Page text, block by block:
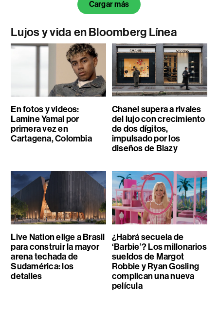
Cargar más
Lujos y vida en Bloomberg Línea
En fotos y videos:
Lamine Yamal por
primera vez en
Cartagena, Colombia
Chanel supera a rivales
del lujo con crecimiento
de dos dígitos,
impulsado por los
diseños de Blazy
Live Nation elige a Brasil
para construir la mayor
arena techada de
Sudamérica: los
detalles
¿Habrá secuela de
‘Barbie’? Los millonarios
sueldos de Margot
Robbie y Ryan Gosling
complican una nueva
película